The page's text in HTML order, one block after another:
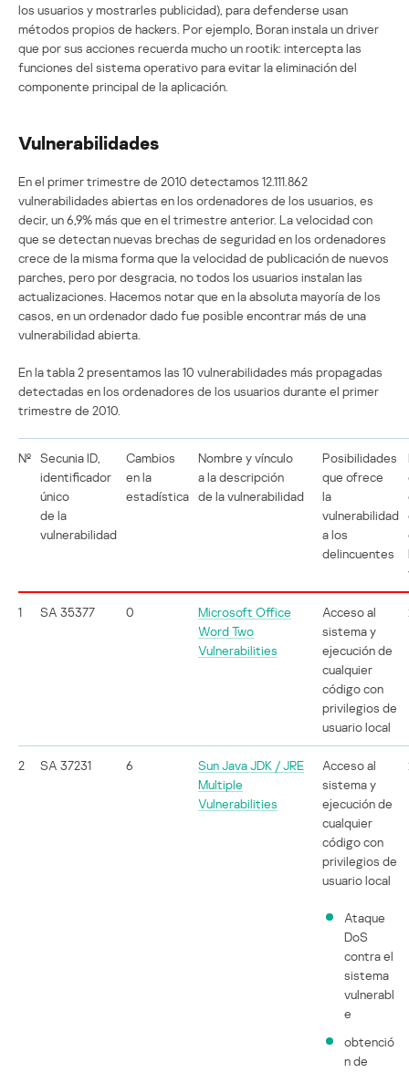
los usuarios y mostrarles publicidad), para defenderse usan
métodos propios de hackers. Por ejemplo, Boran instala un driver
que por sus acciones recuerda mucho un rootik: intercepta las
funciones del sistema operativo para evitar la eliminación del
componente principal de la aplicación.
Vulnerabilidades
En el primer trimestre de 2010 detectamos 12.111.862
vulnerabilidades abiertas en los ordenadores de los usuarios, es
decir, un 6,9% más que en el trimestre anterior. La velocidad con
que se detectan nuevas brechas de seguridad en los ordenadores
crece de la misma forma que la velocidad de publicación de nuevos
parches, pero por desgracia, no todos los usuarios instalan las
actualizaciones. Hacemos notar que en la absoluta mayoría de los
casos, en un ordenador dado fue posible encontrar más de una
vulnerabilidad abierta.
En la tabla 2 presentamos las 10 vulnerabilidades más propagadas
detectadas en los ordenadores de los usuarios durante el primer
trimestre de 2010.
№ Secunia ID,
identificador
único
de la
vulnerabilidad
Cambios
en la
estadística
Nombre y vínculo
a la descripción
de la vulnerabilidad
Posibilidades
que ofrece
la
vulnerabilidad
a los
delincuentes
1 SA 35377 0
Microsoft Office
Word Two
Vulnerabilities
Acceso al
sistema y
ejecución de
cualquier
código con
privilegios de
usuario local
2 SA 37231 6
Sun Java JDK / JRE
Multiple
Vulnerabilities
Acceso al
sistema y
ejecución de
cualquier
código con
privilegios de
usuario local
Ataque
DoS
contra el
sistema
vulnerabl
e
obtenció
n de